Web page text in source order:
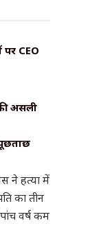
CEO
असली
ने हत्या में
का तीन
वर्ष कम